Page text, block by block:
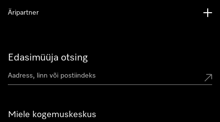
Edasimüüja otsing
Miele kogemuskeskus
Äripartner